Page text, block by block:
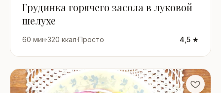
Грудинка горячего засола в луковой
шелухе
60 мин·320 ккал·Просто 4,5 ★